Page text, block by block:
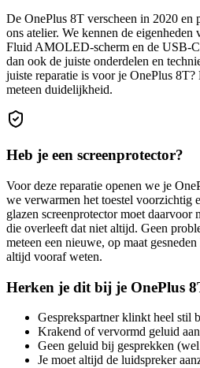
De OnePlus 8T verscheen in 2020 en
ons atelier. We kennen de
Fluid AMOLED-scherm en de USB-
dan ook de juiste onderdelen en
juiste reparatie is voor je OnePlus 8T?
meteen duidelijkheid.
Heb je een screenprotector?
Voor deze reparatie openen we je
we verwarmen het toestel voorzichtig
glazen screenprotector moet daarvoor
die overleeft dat niet altijd. Geen
meteen een nieuwe, op maat
altijd vooraf weten.
Herken je dit bij je OnePlus
Gesprekspartner klinkt heel stil
Krakend of vervormd geluid
Geen geluid bij gesprekken
Je moet altijd de luidspreker